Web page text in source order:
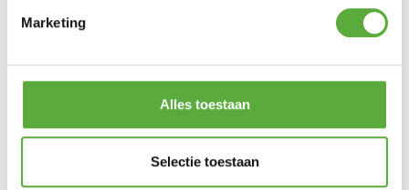
Marketing
Alles toestaan
Selectie toestaan
3x LED kaarsen zilver wax
rustiek + bewegende vlam
€19,95
LED Kaars met bewegende
vlam 10x20cm – ivoor
€11,95